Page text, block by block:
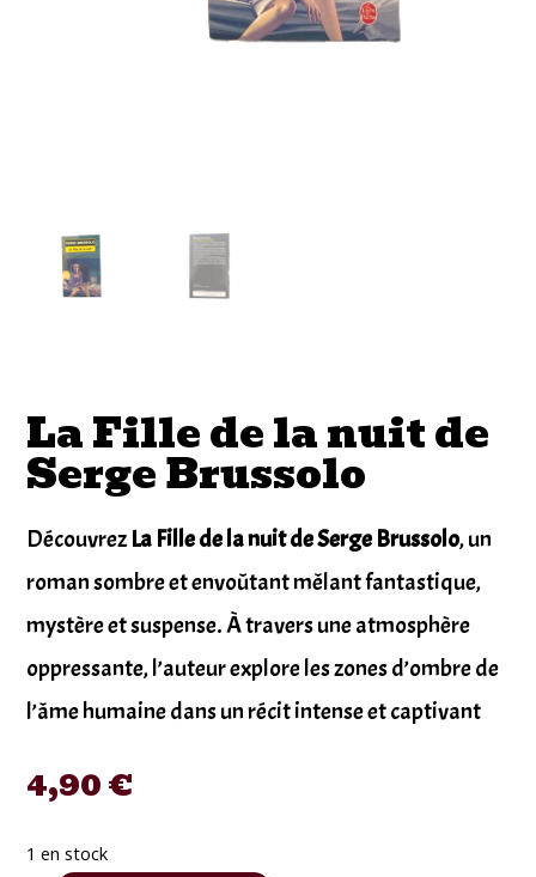
La Fille de la nuit de
Serge Brussolo
Découvrez La Fille de la nuit de Serge Brussolo, un
roman sombre et envoûtant mêlant fantastique,
mystère et suspense. À travers une atmosphère
oppressante, l’auteur explore les zones d’ombre de
l’âme humaine dans un récit intense et captivant
4,90€
1 en stock